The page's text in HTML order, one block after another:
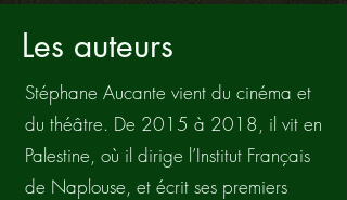
Les auteurs
Stéphane Aucante vient du cinéma et
du théâtre. De 2015 à 2018, il vit en
Palestine, où il dirige l’Institut Français
de Naplouse, et écrit ses premiers